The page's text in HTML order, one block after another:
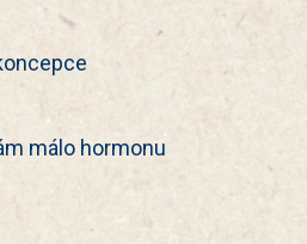
málo hormonu